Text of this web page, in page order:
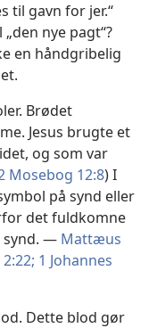
til gavn for jer.“
nye pagt“?
en håndgribelig
Brødet
Jesus brugte et
og som var
Mosebog 12:8) I
på synd eller
det fuldkomne
synd. — Mattæus
1 Johannes
Dette blod gør